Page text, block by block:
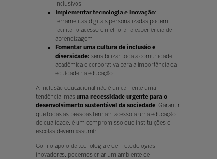
inclusivos.
Implementar tecnologia e inovação:
ferramentas digitais personalizadas podem
facilitar o acesso e melhorar a experiência de
aprendizagem.
Fomentar uma cultura de inclusão e
diversidade: sensibilizar toda a comunidade
acadêmica e corporativa para a importância da
equidade na educação.
A inclusão educacional não é unicamente uma
tendência, mas uma necessidade urgente para o
desenvolvimento sustentável da sociedade. Garantir
que todas as pessoas tenham acesso a uma educação
de qualidade, é um compromisso que instituições e
escolas devem assumir.
Com o apoio da tecnologia e de metodologias
inovadoras, podemos criar um ambiente de